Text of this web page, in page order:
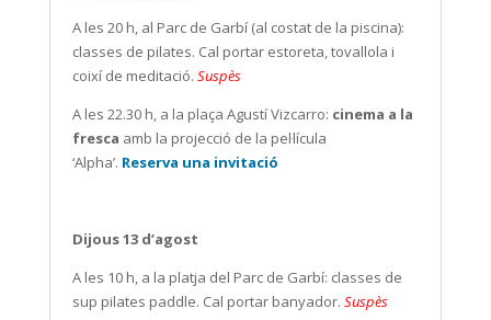
A les 20 h, al Parc de Garbí (al costat de la piscina):
classes de pilates. Cal portar estoreta, tovallola i
coixí de meditació. Suspès
A les 22.30 h, a la plaça Agustí Vizcarro: cinema a la
fresca amb la projecció de la pel·lícula
‘Alpha’. Reserva una invitació
Dijous 13 d’agost
A les 10 h, a la platja del Parc de Garbí: classes de
sup pilates paddle. Cal portar banyador. Suspès